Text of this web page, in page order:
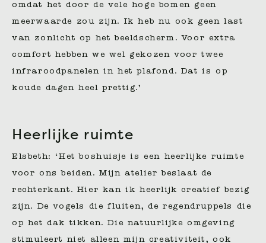
omdat het door de vele hoge bomen geen
meerwaarde zou zijn. Ik heb nu ook geen last
van zonlicht op het beeldscherm. Voor extra
comfort hebben we wel gekozen voor twee
infraroodpanelen in het plafond. Dat is op
koude dagen heel prettig.’
Heerlijke ruimte
Elsbeth: ‘Het boshuisje is een heerlijke ruimte
voor ons beiden. Mijn atelier beslaat de
rechterkant. Hier kan ik heerlijk creatief bezig
zijn. De vogels die fluiten, de regendruppels die
op het dak tikken. Die natuurlijke omgeving
stimuleert niet alleen mijn creativiteit, ook